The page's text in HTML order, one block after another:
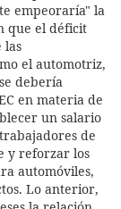
empeoraría" la
que el déficit
las
el automotriz,
debería
en materia de
un salario
de
y reforzar los
automóviles,
Lo anterior,